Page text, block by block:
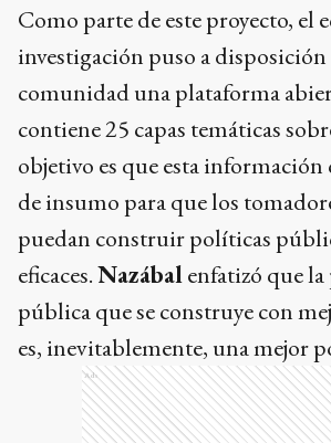
Como parte de este proyecto, el
investigación puso a disposición
comunidad una plataforma
contiene 25 capas temáticas
objetivo es que esta
de insumo para que los
puedan construir políticas
eficaces.Nazábalenfatizó que
pública que se construye con
es, inevitablemente, una mejor
Ads